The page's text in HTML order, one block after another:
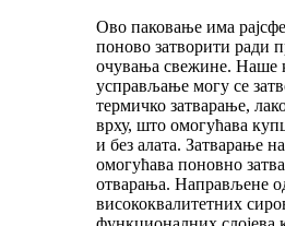
Ово паковање има
поново затворити ради
очувања свежине. Наше
усправљање могу се
термичко затварање,
врху, што омогућава
и без алата. Затварање
омогућава поновно
отварања. Направљене
висококвалитетних